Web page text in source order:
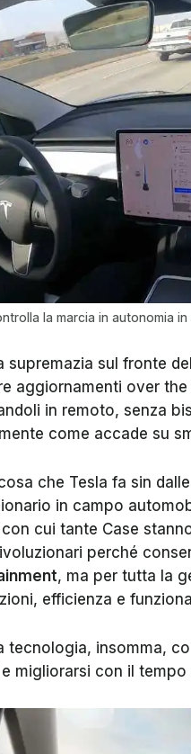
la marcia in autonomia
supremazia sul fronte del
aggiornamenti over
in remoto, senza
come accade su
che Tesla fa sin
in campo
cui tante Case
perché
, ma per tutta la
efficienza e
tecnologia, insomma,
migliorarsi con il